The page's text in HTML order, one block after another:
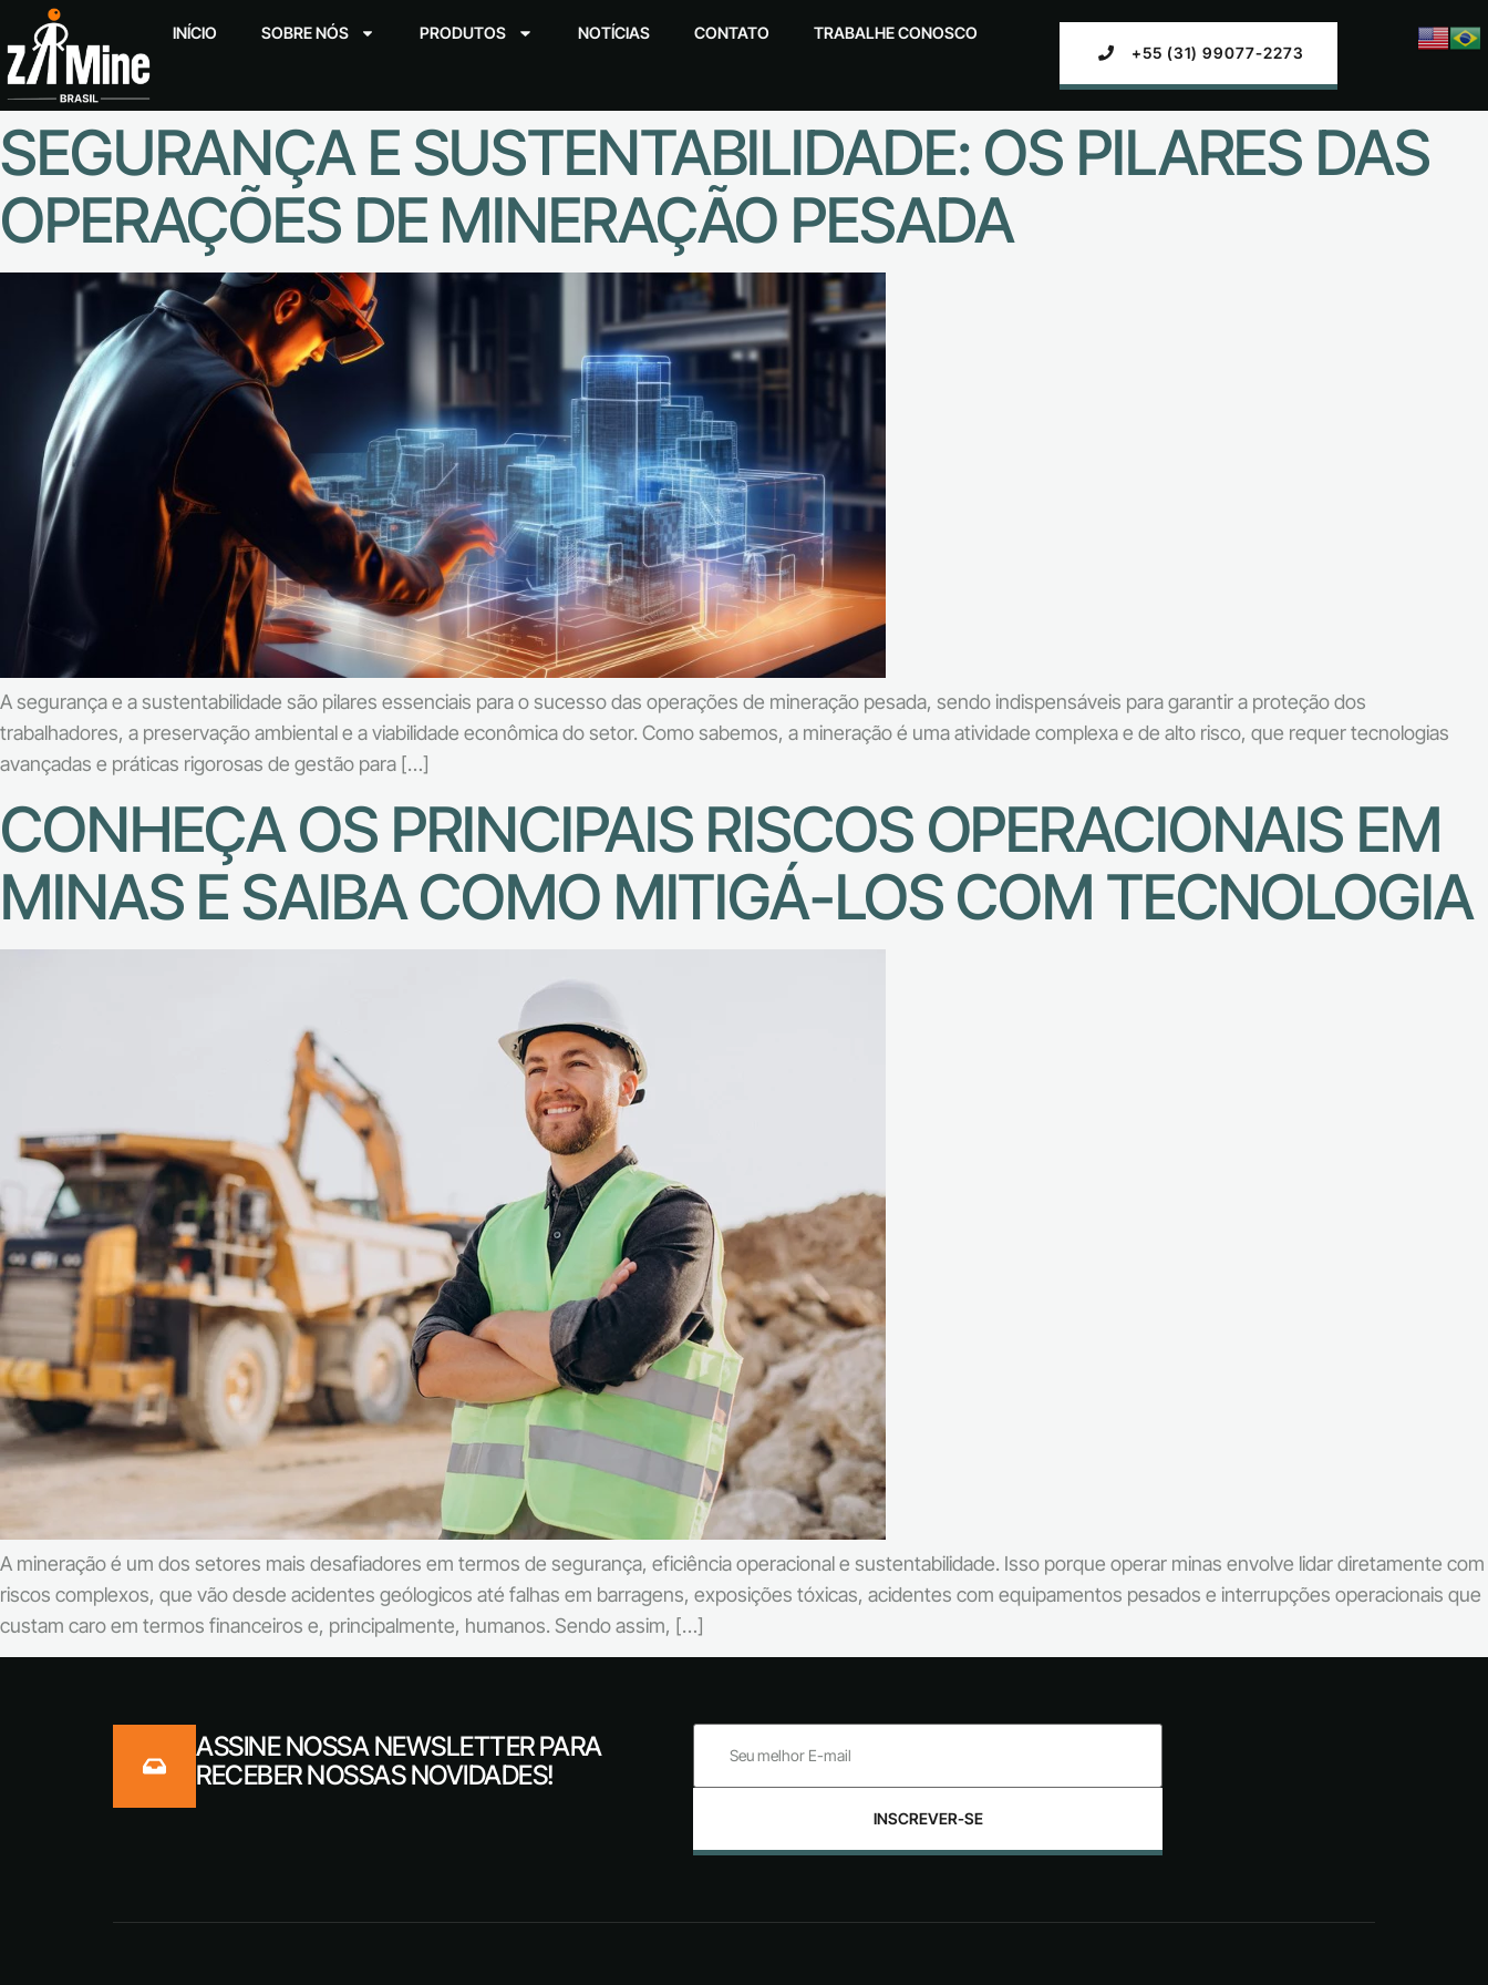
INÍCIO SOBRE NÓS PRODUTOS NOTÍCIAS CONTATO
TRABALHE CONOSCO
+55 (31) 99077-2273
SEGURANÇA E SUSTENTABILIDADE: OS PILARES DAS
OPERAÇÕES DE MINERAÇÃO PESADA
A segurança e a sustentabilidade são pilares essenciais para o sucesso das operações de mineração pesada, sendo indispensáveis para garantir a proteção dos
trabalhadores, a preservação ambiental e a viabilidade econômica do setor. Como sabemos, a mineração é uma atividade complexa e de alto risco, que requer tecnologias
avançadas e práticas rigorosas de gestão para […]
CONHEÇA OS PRINCIPAIS RISCOS OPERACIONAIS EM
MINAS E SAIBA COMO MITIGÁ-LOS COM TECNOLOGIA
A mineração é um dos setores mais desafiadores em termos de segurança, eficiência operacional e sustentabilidade. Isso porque operar minas envolve lidar diretamente com
riscos complexos, que vão desde acidentes geólogicos até falhas em barragens, exposições tóxicas, acidentes com equipamentos pesados e interrupções operacionais que
custam caro em termos financeiros e, principalmente, humanos. Sendo assim, […]
ASSINE NOSSA NEWSLETTER PARA
RECEBER NOSSAS NOVIDADES!
INSCREVER-SE